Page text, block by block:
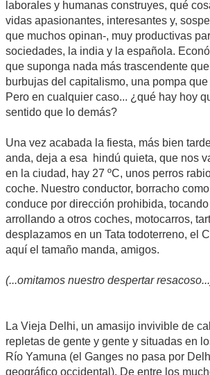
laborales y humanas construyes, qué
vidas apasionantes, interesantes y,
que muchos opinan-, muy productivas
sociedades, la india y la española.
que suponga nada más trascendente
burbujas del capitalismo, una pompa
Pero en cualquier caso... ¿qué hay hoy
sentido que lo demás?
Una vez acabada la fiesta, más bien
anda, deja a esa hindú quieta, que nos
en la ciudad, hay 27 ºC, unos perros
coche. Nuestro conductor, borracho
conduce por dirección prohibida,
arrollando a otros coches, motocarros,
desplazamos en un Tata todoterreno, el
aquí el tamaño manda, amigos.
(...omitamos nuestro despertar
La Vieja Delhi, un amasijo invivible de
repletas de gente y gente y situadas en
Río Yamuna (el Ganges no pasa por
geográfico occidental). De entre los